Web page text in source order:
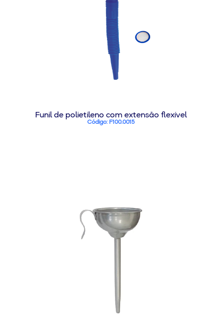
Funil de polietileno com extensão flexível
Código: F100.0015